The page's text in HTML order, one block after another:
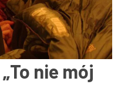
nie mój